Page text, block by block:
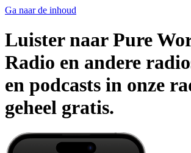
Ga naar de inhoud
Luister naar Pure
Radio en andere
en podcasts in onze
geheel gratis.